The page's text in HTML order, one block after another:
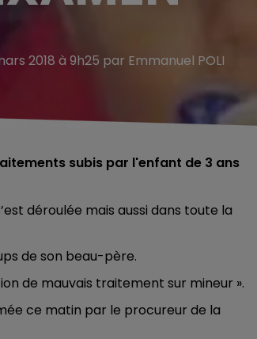
2018 à 9h25 par Emmanuel POLI
subis par l'enfant de 3 ans
déroulée mais aussi dans toute la
de son beau-père.
de mauvais traitement sur mineur ».
ce matin par le procureur de la